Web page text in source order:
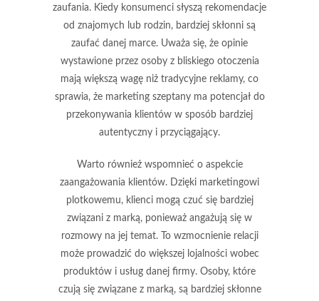
zaufania. Kiedy konsumenci słyszą rekomendacje
od znajomych lub rodzin, bardziej skłonni są
zaufać danej marce. Uważa się, że opinie
wystawione przez osoby z bliskiego otoczenia
mają większą wagę niż tradycyjne reklamy, co
sprawia, że marketing szeptany ma potencjał do
przekonywania klientów w sposób bardziej
autentyczny i przyciągający.
Warto również wspomnieć o aspekcie
zaangażowania klientów. Dzięki marketingowi
plotkowemu, klienci mogą czuć się bardziej
związani z marką, ponieważ angażują się w
rozmowy na jej temat. To wzmocnienie relacji
może prowadzić do większej lojalnościwobec
produktów i usług danej firmy. Osoby, które
czują się związane z marką, są bardziej skłonne